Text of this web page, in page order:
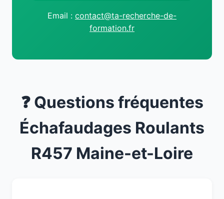
Email : contact@ta-recherche-de-
formation.fr
❓ Questions fréquentes
Échafaudages Roulants
R457 Maine-et-Loire